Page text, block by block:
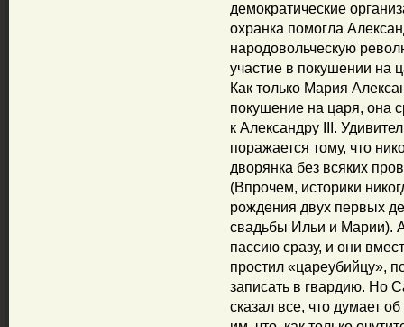
демократические
охранка помогла
народовольческую
участие в покушении на
Как только Мария
покушение на царя, она
к Александру III.
поражается тому, что
дворянка без всяких
(Впрочем, историки
рождения двух первых
свадьбы Ильи и Марии).
пассию сразу, и они
простил «цареубийцу»,
записать в гвардию. Но
сказал все, что думает